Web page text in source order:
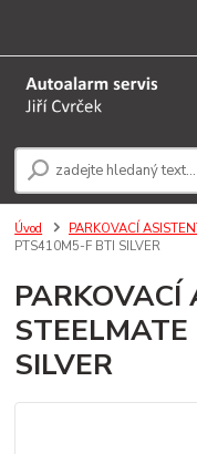
Úvod PARKOVACÍ
PTS410M5-F BTI SILVER
PARKOVACÍ
SILVER